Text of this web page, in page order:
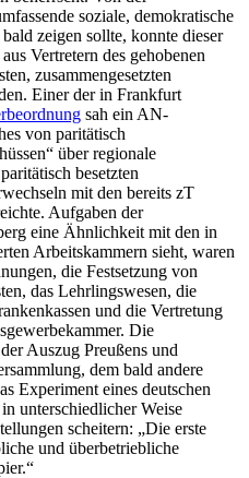
soziale, demokratische
zeigen sollte, konnte dieser
Vertretern des gehobenen
zusammengesetzten
Einer der in Frankfurt
sah ein AN-
von paritätisch
über regionale
besetzten
mit den bereits zT
Aufgaben der
eine Ähnlichkeit mit den in
Arbeitskammern sieht, waren
die Festsetzung von
das Lehrlingswesen, die
und die Vertretung
Die
Auszug Preußens und
dem bald andere
Experiment eines deutschen
unterschiedlicher Weise
scheitern: „Die erste
und überbetriebliche
“